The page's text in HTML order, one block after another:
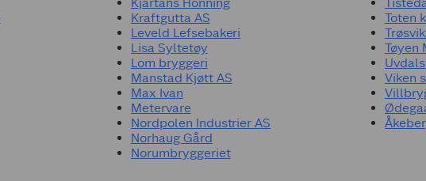
Kraftgutta AS
Leveld Lefsebakeri
Lisa Syltetøy
Lom bryggeri
Manstad Kjøtt AS
Max Ivan
Metervare
Nordpolen Industrier AS
Norhaug Gård
Norumbryggeriet
Toten
Tøyen
Viken